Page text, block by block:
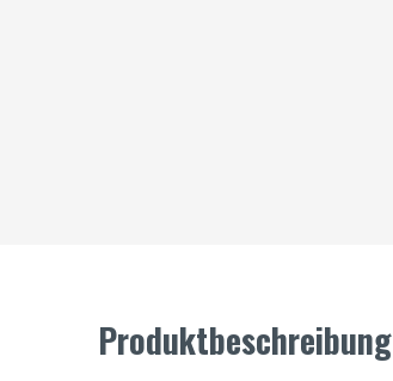
Produktbeschreibung